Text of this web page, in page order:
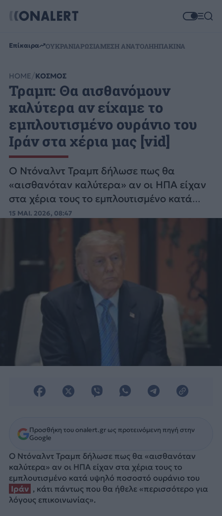
Επίκαιρα ΟΥΚΡΑΝΙΑΡΩΣΙΑΜΕΣΗ ΑΝΑΤΟΛΗΗΠΑΚΙΝΑ
HOME ΚΟΣΜΟΣ
Τραμπ: Θα αισθανόμουν
καλύτερα αν είχαμε το
εμπλουτισμένο ουράνιο του
Ιράν στα χέρια μας [vid]
Ο Ντόναλντ Τραμπ δήλωσε πως θα
«αισθανόταν καλύτερα» αν οι ΗΠΑ είχαν
στα χέρια τους το εμπλουτισμένο κατά
υψηλό ποσοστό ουράνιο του Ιράν.
15 ΜΑΙ. 2026, 08:47
Προσθήκη του onalert.gr ως προτεινόμενη πηγή στην
Google
Ο Ντόναλντ Τραμπ δήλωσε πως θα «αισθανόταν
καλύτερα» αν οι ΗΠΑ είχαν στα χέρια τους το
εμπλουτισμένο κατά υψηλό ποσοστό ουράνιο του
Ιράν , κάτι πάντως που θα ήθελε «περισσότερο για
λόγους επικοινωνίας».